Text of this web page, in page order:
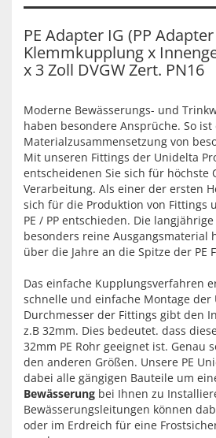
PE Adapter IG (PP
Klemmkupplung x
x 3 Zoll DVGW Zert. PN16
Moderne Bewässerungs- und
haben besondere Ansprüche. So ist
Materialzusammensetzung von
Mit unseren Fittings der Unidelta
entscheidenen Sie sich für höchste
Verarbeitung. Als einer der ersten
sich für die Produktion von Fittings
PE / PP entschieden. Die
besonders reine Ausgangsmaterial
über die Jahre an die Spitze der PE
Das einfache Kupplungsverfahren
schnelle und einfache Montage der
Durchmesser der Fittings gibt den
z.B 32mm. Dies bedeutet. dass
32mm PE Rohr geeignet ist. Genau
den anderen Größen. Unsere PE
dabei alle gängigen Bauteile um
Bewässerung bei Ihnen zu
Bewässerungsleitungen können
oder im Erdreich für eine